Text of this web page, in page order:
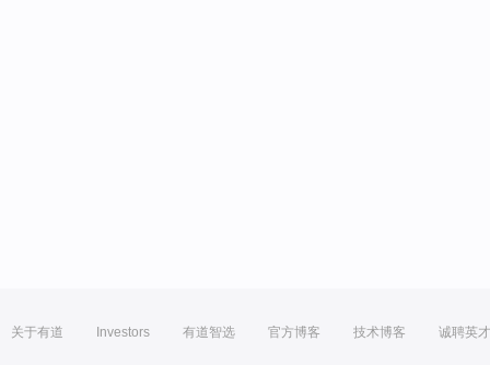
关于有道 Investors 有道智选 官方博客 技术博客 诚聘英才